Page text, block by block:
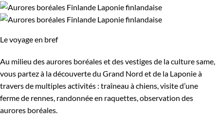
Le voyage en bref
Au milieu des aurores boréales et des vestiges de la culture same,
vous partez à la découverte du Grand Nord et de la Laponie à
travers de multiples activités : traîneau à chiens, visite d’une
ferme de rennes, randonnée en raquettes, observation des
aurores boréales.